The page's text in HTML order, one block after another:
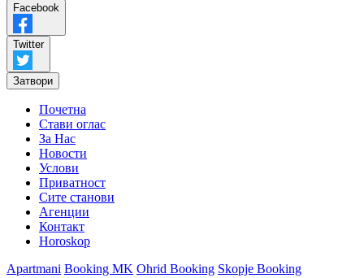
Facebook
Twitter
Затвори
Почетна
Стави оглас
За Нас
Новости
Услови
Приватност
Сите станови
Агенции
Контакт
Horoskop
Apartmani Booking MK Ohrid Booking Skopje Booking